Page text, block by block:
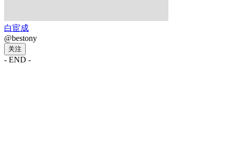
白宦成
@bestony
关注
- END -